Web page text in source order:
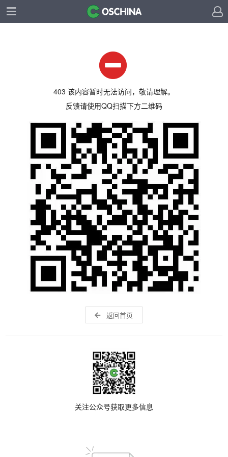
403 该内容暂时无法访问，敬请理解。
反馈请使用QQ扫描下方二维码
返回首页
关注公众号获取更多信息